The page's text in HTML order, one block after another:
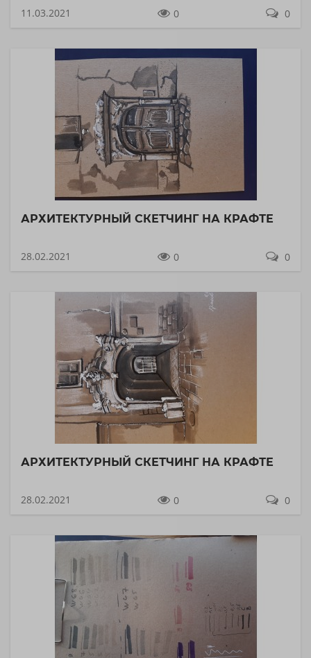
11.03.2021 0 0
АРХИТЕКТУРНЫЙ СКЕТЧИНГ НА КРАФТЕ
28.02.2021 0 0
АРХИТЕКТУРНЫЙ СКЕТЧИНГ НА КРАФТЕ
28.02.2021 0 0